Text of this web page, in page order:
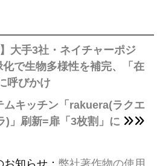
大手3社・ネイチャーポジ
で生物多様性を補完、「在
呼びかけ
ムキッチン「rakuera(ラクエ
)」刷新=扉「3枚割」に
知らせ： 弊社著作物の使用